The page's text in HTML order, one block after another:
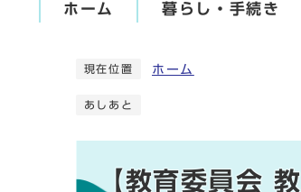
ホーム 暮らし・手続き
現在位置 ホーム
あしあと
【教育委員会